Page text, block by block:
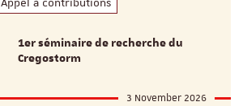
1er séminaire de recherche du
Cregostorm
3 November 2026